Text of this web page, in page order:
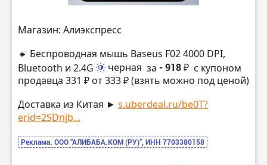
Магазин: Алиэкспресс
🔸 Беспроводная мышь Baseus F02 4000 DPI,
Bluetooth и 2.4G
черная за - 918 ₽ с купоном
продавца 331 ₽ от 333 ₽ (взять можно под ценой)
Доставка из Китая ► s.uberdeal.ru/be0T?
erid=2SDnjb...
Реклама. ООО “АЛИБАБА.КОМ (РУ)”, ИНН 7703380158